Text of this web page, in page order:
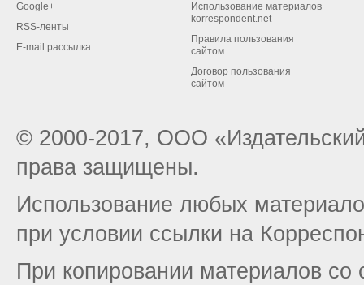
Google+
RSS-ленты
E-mail рассылка
Использование материалов
korrespondent.net
Правила пользования
сайтом
Договор пользования
сайтом
© 2000-2017, ООО
права защищены.
Использование любых
при условии ссылки на
При копировании материалов